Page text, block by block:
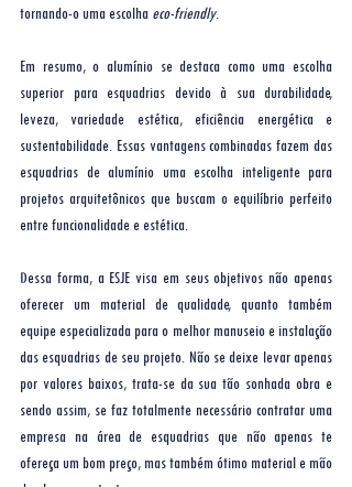
tornando-o uma escolha eco-friendly.
Em resumo, o alumínio se destaca como uma escolha
superior para esquadrias devido à sua durabilidade,
leveza, variedade estética, eficiência energética e
sustentabilidade. Essas vantagens combinadas fazem das
esquadrias de alumínio uma escolha inteligente para
projetos arquitetônicos que buscam o equilíbrio perfeito
entre funcionalidade e estética.
Dessa forma, a ESJE visa em seus objetivos não apenas
oferecer um material de qualidade, quanto também
equipe especializada para o melhor manuseio e instalação
das esquadrias de seu projeto. Não se deixe levar apenas
por valores baixos, trata-se da sua tão sonhada obra e
sendo assim, se faz totalmente necessário contratar uma
empresa na área de esquadrias que não apenas te
ofereça um bom preço, mas também ótimo material e mão